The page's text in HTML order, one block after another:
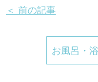
＜ 前の記事
お風呂・